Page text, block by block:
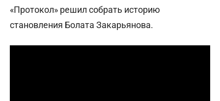
«Протокол» решил собрать историю
становления Болата Закарьянова.